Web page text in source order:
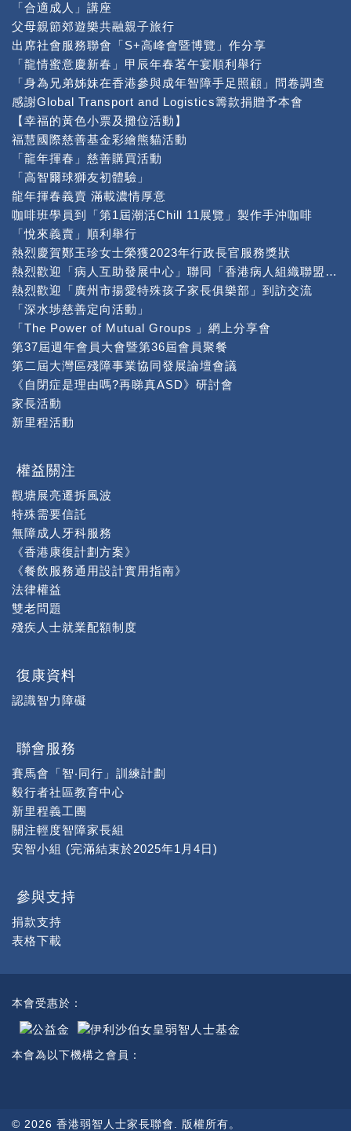
「合適成人」講座
父母親節郊遊樂共融親子旅行
出席社會服務聯會「S+高峰會暨博覽」作分享
「龍情蜜意慶新春」甲辰年春茗午宴順利舉行
「身為兄弟姊妹在香港參與成年智障手足照顧」問卷調查
感謝Global Transport and Logistics籌款捐贈予本會
【幸福的黃色小票及攤位活動】
福慧國際慈善基金彩繪熊貓活動
「龍年揮春」慈善購買活動
「高智爾球獅友初體驗」
龍年揮春義賣 滿載濃情厚意
咖啡班學員到「第1屆潮活Chill 11展覽」製作手沖咖啡
「悅來義賣」順利舉行
熱烈慶賀鄭玉珍女士榮獲2023年行政長官服務獎狀
熱烈歡迎「病人互助發展中心」聯同「香港病人組織聯盟」到本中心交流
熱烈歡迎「廣州市揚愛特殊孩子家長俱樂部」到訪交流
「深水埗慈善定向活動」
「The Power of Mutual Groups 」網上分享會
第37屆週年會員大會暨第36屆會員聚餐
第二屆大灣區殘障事業協同發展論壇會議
《自閉症是理由嗎?再睇真ASD》研討會
家長活動
新里程活動
權益關注
觀塘展亮遷拆風波
特殊需要信託
無障成人牙科服務
《香港康復計劃方案》
《餐飲服務通用設計實用指南》
法律權益
雙老問題
殘疾人士就業配額制度
復康資料
認識智力障礙
聯會服務
賽馬會「智‧同行」訓練計劃
毅行者社區教育中心
新里程義工團
關注輕度智障家長組
安智小組 (完滿結束於2025年1月4日)
參與支持
捐款支持
表格下載
本會受惠於：
本會為以下機構之會員：
© 2026 香港弱智人士家長聯會. 版權所有。